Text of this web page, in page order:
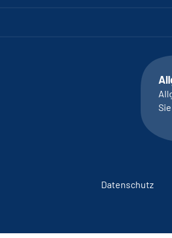
Datenschutz